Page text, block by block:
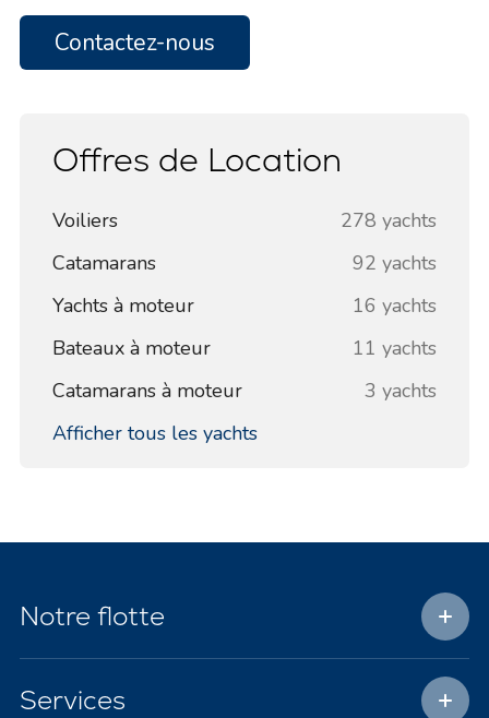
Contactez-nous
Offres de Location
Voiliers
278 yachts
Catamarans
92 yachts
Yachts à moteur
16 yachts
Bateaux à moteur
11 yachts
Catamarans à moteur
3 yachts
Afficher tous les yachts
Notre flotte
Services